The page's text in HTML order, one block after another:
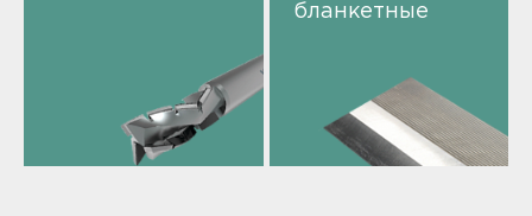
бланкетные